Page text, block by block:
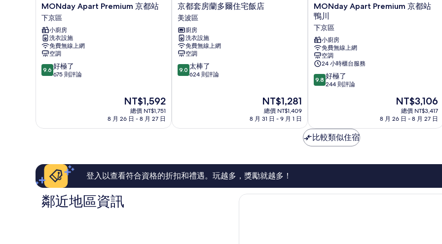
MONday
Apart
Premium
京
都
站
下
京
區
MONday Apart Premium 京都站
下京區
小廚房
洗衣設施
免費無線上網
空調
9.6
分，
極
評
論
9.6 好極了
675 則評論
現
價
NT$1,592
總價 NT$1,751
8 月 26 日 - 8 月 27 日
京
都
套
房
蘭
多
爾
住
宅
京都套房蘭多爾住宅飯店
美波區
廚房
洗衣設施
免費無線上網
空調
9.0
分，
棒
評
論
9.0 太棒了
624 則評論
現
在
價
NT$1,281
總價 NT$1,409
8 月 31 日 - 9 月 1 日
MONday
Apart
Premium
京
都
站
鴨
川
下
京
MONday Apart Premium 京都站
鴨川
下京區
小廚房
免費無線上網
空調
24 小時櫃台服務
9.8
分，
好
極
了，
則
9.8 好極了
244 則評論
現
在
價
NT$3,106
總價 NT$3,417
8 月 26 日 - 8 月 27 日
比較類似住宿
登入以查看符合資格的折扣和禮遇。玩越多，獎勵就越多！
鄰近地區資訊